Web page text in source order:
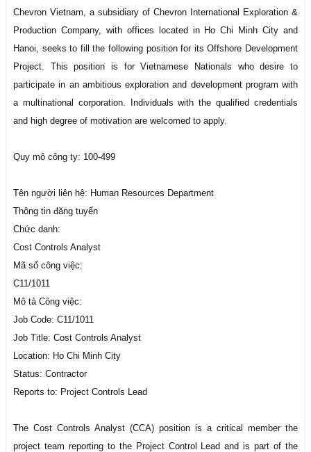
Chevron Vietnam, a subsidiary of Chevron International Exploration &
Production Company, with offices located in Ho Chi Minh City and
Hanoi, seeks to fill the following position for its Offshore Development
Project. This position is for Vietnamese Nationals who desire to
participate in an ambitious exploration and development program with
a multinational corporation. Individuals with the qualified credentials
and high degree of motivation are welcomed to apply.
Quy mô công ty: 100-499
Tên người liên hệ: Human Resources Department
Thông tin đăng tuyển
Chức danh:
Cost Controls Analyst
Mã số công việc:
C11/1011
Mô tả Công việc:
Job Code: C11/1011
Job Title: Cost Controls Analyst
Location: Ho Chi Minh City
Status: Contractor
Reports to: Project Controls Lead
The Cost Controls Analyst (CCA) position is a critical member the
project team reporting to the Project Control Lead and is part of the